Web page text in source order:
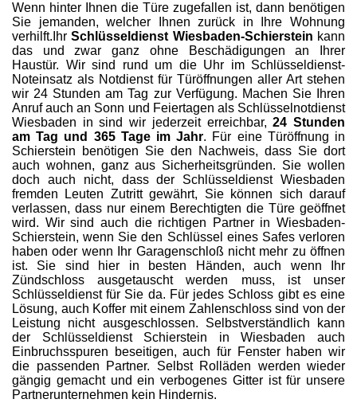
Wenn hinter Ihnen die Türe zugefallen ist, dann benötigen
Sie jemanden, welcher Ihnen zurück in Ihre Wohnung
verhilft.IhrSchlüsseldienst Wiesbaden-Schierstein kann
das und zwar ganz ohne Beschädigungen an Ihrer
Haustür. Wir sind rund um die Uhr im Schlüsseldienst-
Noteinsatz als Notdienst für Türöffnungen aller Art stehen
wir 24 Stunden am Tag zur Verfügung. Machen Sie Ihren
Anruf auch an Sonn und Feiertagen als Schlüsselnotdienst
Wiesbaden in sind wir jederzeit erreichbar,24 Stunden
am Tag und 365 Tage im Jahr. Für eine Türöffnung in
Schierstein benötigen Sie den Nachweis, dass Sie dort
auch wohnen, ganz aus Sicherheitsgründen. Sie wollen
doch auch nicht, dass der Schlüsseldienst Wiesbaden
fremden Leuten Zutritt gewährt, Sie können sich darauf
verlassen, dass nur einem Berechtigten die Türe geöffnet
wird. Wir sind auch die richtigen Partner in Wiesbaden-
Schierstein, wenn Sie den Schlüssel eines Safes verloren
haben oder wenn Ihr Garagenschloß nicht mehr zu öffnen
ist. Sie sind hier in besten Händen, auch wenn Ihr
Zündschloss ausgetauscht werden muss, ist unser
Schlüsseldienst für Sie da. Für jedes Schloss gibt es eine
Lösung, auch Koffer mit einem Zahlenschloss sind von der
Leistung nicht ausgeschlossen. Selbstverständlich kann
der Schlüsseldienst Schierstein in Wiesbaden auch
Einbruchsspuren beseitigen, auch für Fenster haben wir
die passenden Partner. Selbst Rolläden werden wieder
gängig gemacht und ein verbogenes Gitter ist für unsere
Partnerunternehmen kein Hindernis.